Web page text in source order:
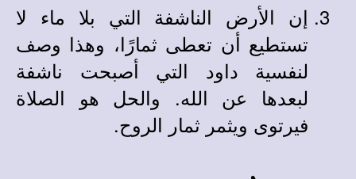
إن الأرض الناشفة التي بلا ماء لا
تستطيع أن تعطى ثمارًا، وهذا وصف
لنفسية داود التي أصبحت ناشفة
لبعدها عن الله. والحل هو الصلاة
فيرتوى ويثمر ثمار الروح.